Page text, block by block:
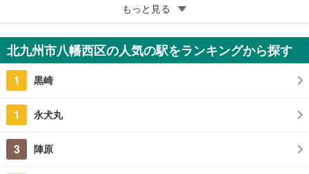
VIPコーポ友田
120万円
4DK
福岡県北九州市八幡西区友田1丁目
もっと見る
北九州市八幡西区の人気の駅をランキングから探す
1 黒崎
1 永犬丸
3 陣原